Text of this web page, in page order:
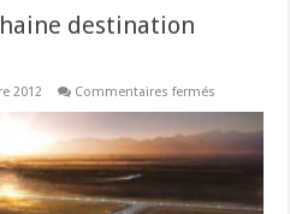
destination
2012 Commentaires fermés
votre
prochaine
destination